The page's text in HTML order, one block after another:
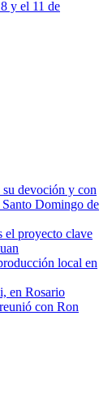
y el 11 de
devoción y con
Domingo de
el proyecto clave
local en
en Rosario
con Ron